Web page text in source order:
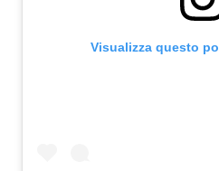
Visualizza questo